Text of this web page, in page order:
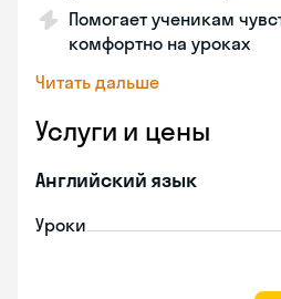
Помогает ученикам
комфортно на уроках
Читать дальше
Услуги и цены
Английский язык
Уроки